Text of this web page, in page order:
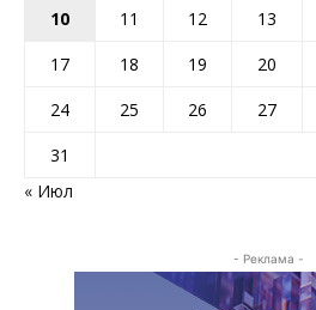
10 11 12 13
17
18 19 20
24
25 26 27
31
« Июл
- Реклама -